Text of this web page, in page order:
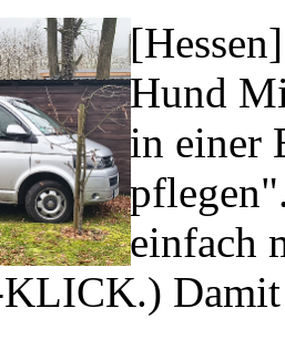
Hund
in einer
einfach
Damit